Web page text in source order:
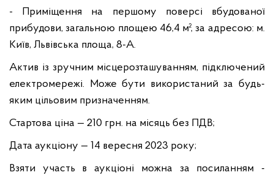
- Приміщення на першому поверсі вбудованої
прибудови, загальною площею 46,4 м², за адресою: м.
Київ, Львівська площа, 8-А.
Актив із зручним місцерозташуванням, підключений
електромережі. Може бути використаний за будь-
яким цільовим призначенням.
Стартова ціна — 210 грн. на місяць без ПДВ;
Дата аукціону — 14 вересня 2023 року;
Взяти участь в аукціоні можна за посиланням -